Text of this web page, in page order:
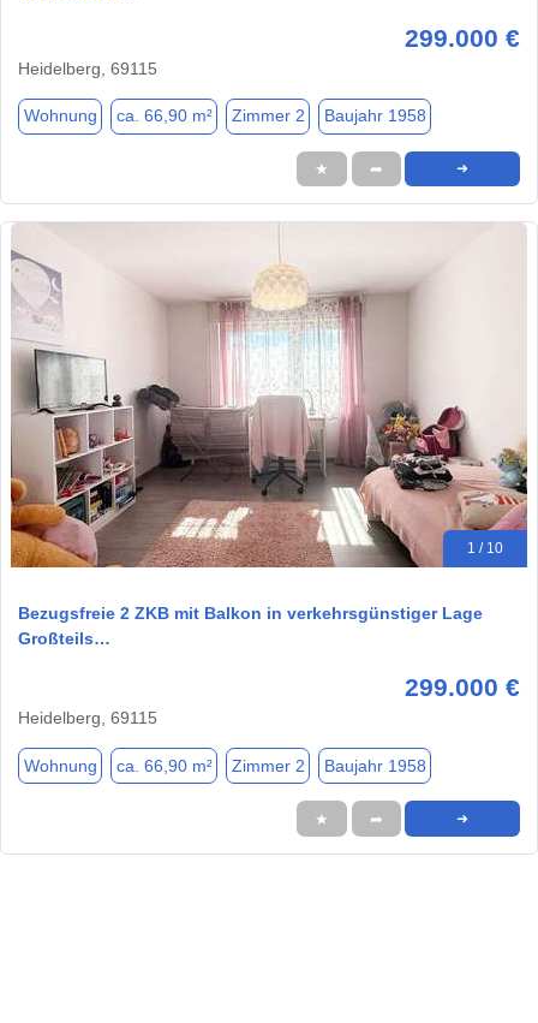
299.000 €
Heidelberg, 69115
Wohnung ca. 66,90 m² Zimmer 2 Baujahr 1958
★ ➦ ➜
1 / 10
Bezugsfreie 2 ZKB mit Balkon in verkehrsgünstiger Lage
Großteils…
299.000 €
Heidelberg, 69115
Wohnung ca. 66,90 m² Zimmer 2 Baujahr 1958
★ ➦ ➜